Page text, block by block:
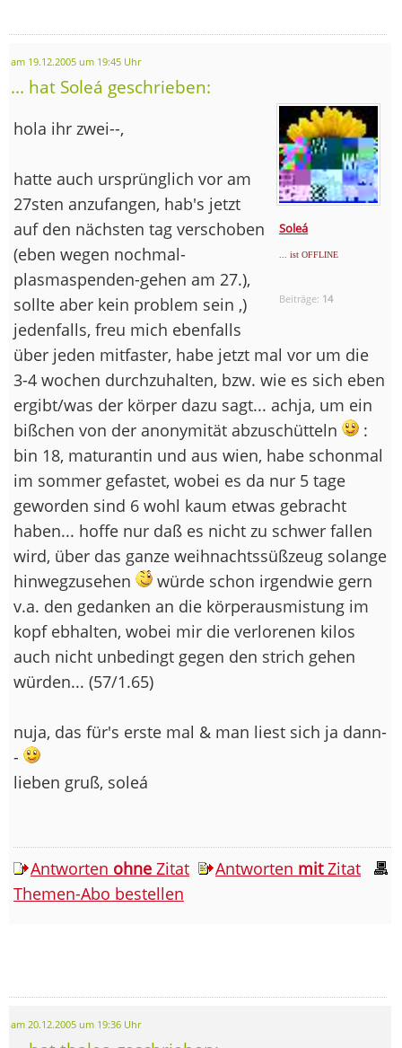
am 19.12.2005 um 19:45 Uhr
... hat Soleá geschrieben:
Soleá
... ist OFFLINE
Beiträge: 14
hola ihr zwei--,
hatte auch ursprünglich vor am
27sten anzufangen, hab's jetzt
auf den nächsten tag verschoben
(eben wegen nochmal-
plasmaspenden-gehen am 27.),
sollte aber kein problem sein ,)
jedenfalls, freu mich ebenfalls
über jeden mitfaster, habe jetzt mal vor um die
3-4 wochen durchzuhalten, bzw. wie es sich eben
ergibt/was der körper dazu sagt... achja, um ein
bißchen von der anonymität abzuschütteln
:
bin 18, maturantin und aus wien, habe schonmal
im sommer gefastet, wobei es da nur 5 tage
geworden sind 6 wohl kaum etwas gebracht
haben... hoffe nur daß es nicht zu schwer fallen
wird, über das ganze weihnachtssüßzeug solange
hinwegzusehen
würde schon irgendwie gern
v.a. den gedanken an die körperausmistung im
kopf ebhalten, wobei mir die verlorenen kilos
auch nicht unbedingt gegen den strich gehen
würden... (57/1.65)
nuja, das für's erste mal & man liest sich ja dann-
-
lieben gruß, soleá
Antworten ohne Zitat Antworten mitZitat
Themen-Abo bestellen
am 20.12.2005 um 19:36 Uhr